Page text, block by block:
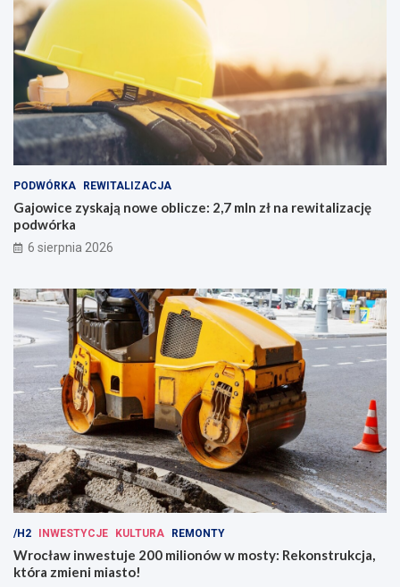
PODWÓRKA REWITALIZACJA
Gajowice zyskają nowe oblicze: 2,7 mln zł na rewitalizację
podwórka
6 sierpnia 2026
/H2 INWESTYCJE KULTURA REMONTY
Wrocław inwestuje 200 milionów w mosty: Rekonstrukcja,
która zmieni miasto!